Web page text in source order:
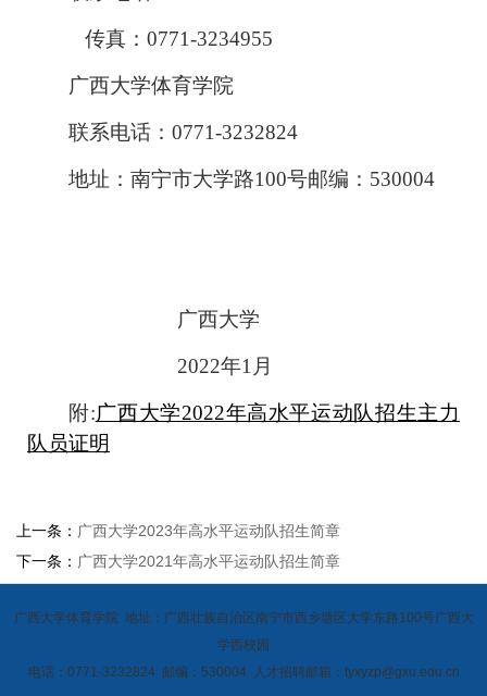
传真： 0771-3234955
广西大学体育学院
联系电话： 0771-3232824
地址：南宁市大学路100号邮编： 530004
广西大学
2022年1 月
附:广西大学2022年高水平运动队招生主力
队员证明
上一条： 广西大学2023年高水平运动队招生简章
下一条： 广西大学2021年高水平运动队招生简章
广西大学体育学院 地址：广西壮族自治区南宁市西乡塘区大学东路100号广西大
学西校园
电话：0771-3232824 邮编：530004 人才招聘邮箱：tyxyzp@gxu.edu.cn